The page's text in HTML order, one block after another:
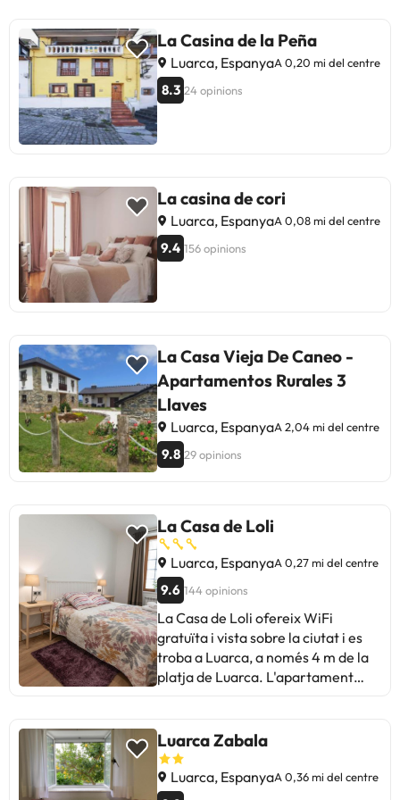
necessitats. Aquesta informació
està subjecta a canvis de
l'allotjament.
La Casina de la Peña
Luarca, EspanyaA 0,20 mi del centre
8.3 24 opinions
La casina de cori
Luarca, EspanyaA 0,08 mi del centre
9.4 156 opinions
La Casa Vieja De Caneo -
Apartamentos Rurales 3
Llaves
Luarca, EspanyaA 2,04 mi del centre
9.8 29 opinions
La Casa de Loli
Luarca, EspanyaA 0,27 mi del centre
9.6 144 opinions
La Casa de Loli ofereix WiFi
gratuïta i vista sobre la ciutat i es
troba a Luarca, a només 4 m de la
platja de Luarca. L'apartament
senderisme i pesca. L'apartament
disposa de 3 dormitoris, TV de
pantalla plana amb canals per
satèl·lit, cuina equipada amb
Luarca Zabala
Luarca, EspanyaA 0,36 mi del centre